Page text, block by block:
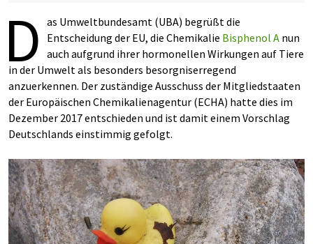
D as Umweltbundesamt (UBA) begrüßt die
Entscheidung der EU, die Chemikalie Bisphenol A nun
auch aufgrund ihrer hormonellen Wirkungen auf Tiere
in der Umwelt als besonders besorgniserregend
anzuerkennen. Der zuständige Ausschuss der Mitgliedstaaten
der Europäischen Chemikalienagentur (ECHA) hatte dies im
Dezember 2017 entschieden und ist damit einem Vorschlag
Deutschlands einstimmig gefolgt.